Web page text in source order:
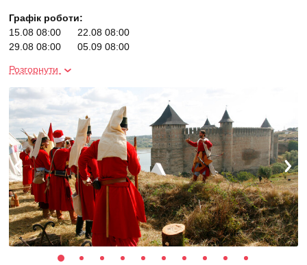
Графік роботи:
15.08 08:00
22.08 08:00
29.08 08:00
05.09 08:00
26.09 08:00
Розгорнути